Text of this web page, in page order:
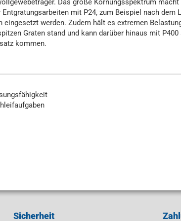
Das große Körnungsspektrum macht
mit P24, zum Beispiel nach dem
eingesetzt werden. Zudem hält es extremen
Graten stand und kann darüber hinaus mit P400
kommen.
Sicherheit